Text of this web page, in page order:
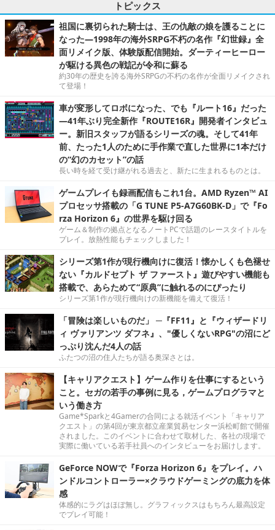
トピックス
祖国に裏切られた騎士は、王の仇敵の娘を護ることに
なった―1998年の海外SRPG不朽の名作『幻世録』全
面リメイク版、体験版配信開始。ダーティーヒーロー
が駆ける異色の戦記が令和に蘇る
約30年の歴史を誇る海外SRPGの不朽の名作が全面リメイクされ
て登場！
車が変形してロボになった、でも『ルート16』だった
―41年ぶり完全新作『ROUTE16R』開発者インタビュ
ー。新旧スタッフが語るシリーズの魂。そして41年
前、たった1人のために手作業で直した世界に1本だけ
の“幻のカセット”の話
長い時を経て受け継がれる過去と、新たに生まれるものとは。
ゲームプレイも録画配信もこれ1台。AMD Ryzen™ AI
プロセッサ搭載の「G TUNE P5-A7G60BK-D」で『Fo
rza Horizon 6』の世界を駆け回る
ゲーム＆制作の拠点となるノートPCで話題のレースタイトルを
プレイ。放熱性能もチェックしました！
シリーズ第1作が現行機向けに復活！懐かしくも色褪せ
ない『カルドセプト ザ ファースト』遊びやすい機能も
搭載で、あらためて“原典”に触れるのにぴったり
シリーズ第1作が現行機向けの新機能を備えて復活！
「冒険は楽しいものだ」 ─『FF11』と『ウィザードリ
ィ ヴァリアンツ ダフネ』、"優しくないRPG"の沼にど
っぷり沈んだ4人の話
ふたつの沼の住人たちが語る奥深さとは。
【キャリアクエスト】ゲーム作りを仕事にするという
こと。セガの若手の事例に見る，ゲームプログラマと
いう働き方
Game*Sparkと4Gamerの合同による就活イベント「キャリア
クエスト」の第4回が東京都立産業貿易センター浜松町館で開催
されました。このイベントに合わせて取材した、各社の現場で
実際に働いている若手社員へのインタビューをお届けします。
GeForce NOWで『Forza Horizon 6』をプレイ。ハ
ンドルコントローラー×クラウドゲーミングの底力を体
感
体感的にラグはほぼ無し。グラフィックスはもちろん最高設定
でプレイ可能！